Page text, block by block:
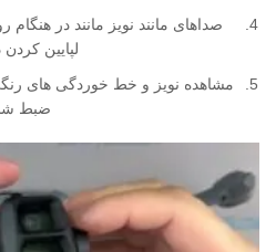
صداهای مانند نویز مانند در هنگام
لپایین کردن
مشاهده نویز و خط خوردگی های
ضبط